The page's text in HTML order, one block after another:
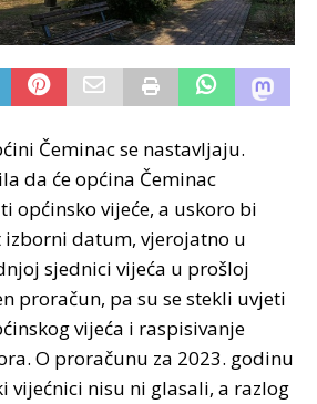
Čeminac se nastavljaju.
da će općina Čeminac
općinsko vijeće, a uskoro bi
datum, vjerojatno u
sjednici vijeća u prošloj
proračun, pa su se stekli uvjeti
vijeća i raspisivanje
O proračunu za 2023. godinu
vijećnici nisu ni glasali, a razlog